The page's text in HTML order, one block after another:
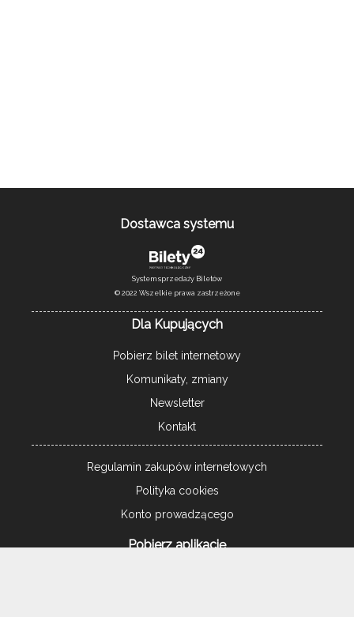
Dostawca systemu
System sprzedaży Biletów
© 2022 Wszelkie prawa zastrzeżone
Dla Kupujących
Pobierz bilet internetowy
Komunikaty, zmiany
Newsletter
Kontakt
Regulamin zakupów internetowych
Polityka cookies
Konto prowadzącego
Pobierz aplikację